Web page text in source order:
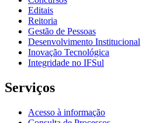
Editais
Reitoria
Gestão de Pessoas
Desenvolvimento Institucional
Inovação Tecnológica
Integridade no IFSul
Serviços
Acesso à informação